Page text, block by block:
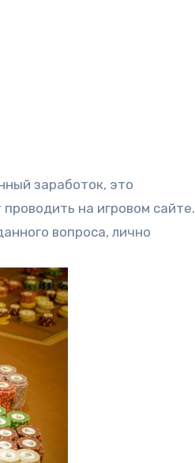
заработок, это
на игровом сайте.
вопроса, лично